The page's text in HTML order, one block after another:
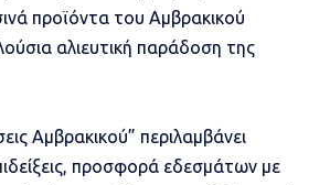
προϊόντα του Αμβρακικού
αλιευτική παράδοση της
Αμβρακικού” περιλαμβάνει
προσφορά εδεσμάτων με